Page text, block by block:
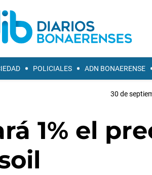
POLICIALES ADN BONAERENSE
30 de
1% el